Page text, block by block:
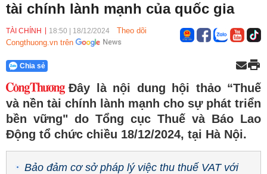
tài chính lành mạnh của quốc gia
TÀI CHÍNH 18:50 18/12/2024
Theo dõi
Congthuong.vn trên
Chia sẻ
Đây là nội dung hội thảo “Thuế
và nền tài chính lành mạnh cho sự phát triển
bền vững" do Tổng cục Thuế và Báo Lao
Động tổ chức chiều 18/12/2024, tại Hà Nội.
Bảo đảm cơ sở pháp lý việc thu thuế VAT với